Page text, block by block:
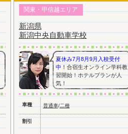
関東・甲信越エリア
新潟県
新潟中央自動車学校
夏休み7月8月9月入校受付
中！ 合宿生オンライン学科教
習開始！ホテルプランが人
気！
車種 普通車/二種
割引